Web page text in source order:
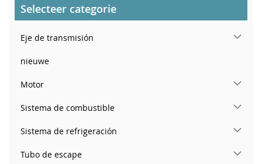
Selecteer categorie
Eje de transmisión
nieuwe
Motor
Sistema de combustible
Sistema de refrigeración
Tubo de escape